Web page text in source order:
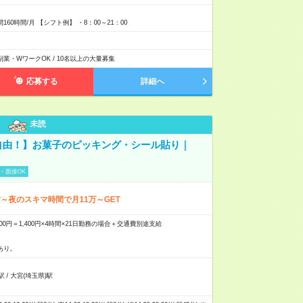
時間/月 【シフト例】 ・8：00～21：00
・WワークOK / 10名以上の大量募集
応募する 詳細へ
未読
！】お菓子のピッキング・シール貼り｜
面接OK
夜のスキマ時間で月11万～GET
円＝1,400円×4時間×21日勤務の場合＋交通費別途支給
。
/ 大宮(埼玉県)駅